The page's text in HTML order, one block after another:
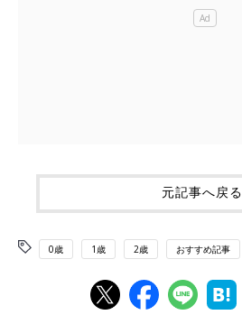
元記事へ戻る
0歳 1歳 2歳 おすすめ記事